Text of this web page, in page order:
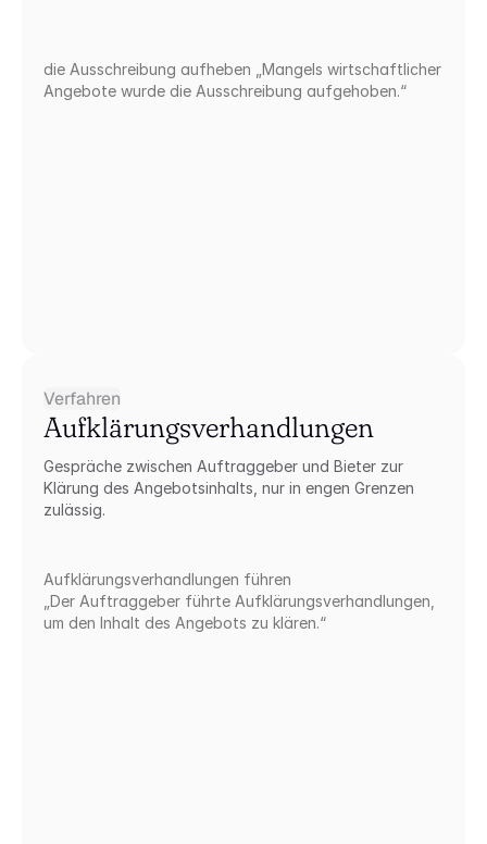
die Ausschreibung aufheben „Mangels wirtschaftlicher
Angebote wurde die Ausschreibung aufgehoben.“
Verfahren
Aufklärungsverhandlungen
Gespräche zwischen Auftraggeber und Bieter zur
Klärung des Angebotsinhalts, nur in engen Grenzen
zulässig.
Aufklärungsverhandlungen führen
„Der Auftraggeber führte Aufklärungsverhandlungen,
um den Inhalt des Angebots zu klären.“